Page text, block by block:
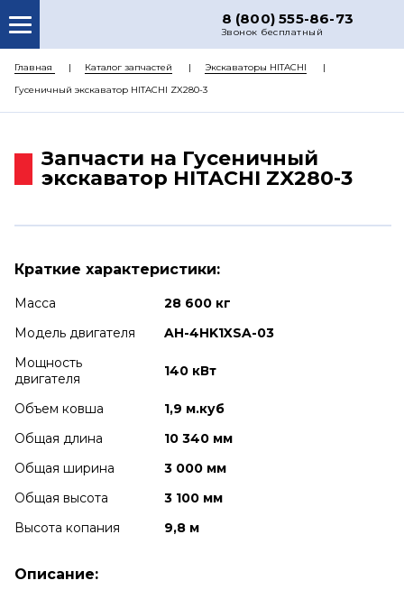
8 (800) 555-86-73
Звонок бесплатный
О НАС
КАТАЛОГ ЗАПЧАСТЕЙ
ДОСТАВКА
Главная Каталог запчастей
Экскаваторы HITACHI
Гусеничный экскаватор HITACHI ZX280-3
Запчасти на Гусеничный
экскаватор HITACHI ZX280-3
Краткие характеристики:
Масса
28 600 кг
Модель двигателя
AH-4HK1XSA-03
Мощность
двигателя
140 кВт
Объем ковша
1,9 м.куб
Общая длина
10 340 мм
Общая ширина
3 000 мм
Общая высота
3 100 мм
Высота копания
9,8 м
Описание: